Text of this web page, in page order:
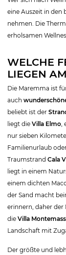
eine Auszeit in den
nehmen. Die
erholsamen
WELCHE
LIEGEN
Die Maremma ist
auch
beliebt ist der
liegt die Villa Elmo,
nur sieben
Familienurlaub
Traumstrand Cala
liegt in einem
einem dichten
der Sand macht
erinnern, daher
die Villa
Landschaft mit
Der größte und